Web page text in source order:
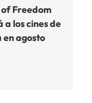
of Freedom
a los cines de
en agosto